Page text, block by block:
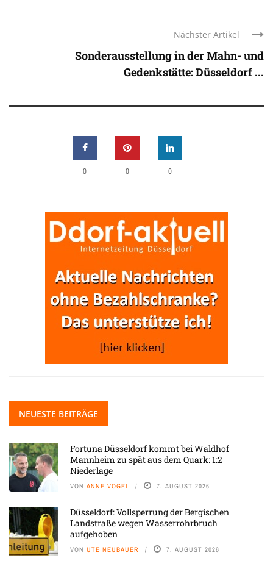
Nächster Artikel
Sonderausstellung in der Mahn- und
Gedenkstätte: Düsseldorf ...
0 0 0
NEUESTE BEITRÄGE
Fortuna Düsseldorf kommt bei Waldhof
Mannheim zu spät aus dem Quark: 1:2
Niederlage
VON ANNE VOGEL 7. AUGUST 2026
Düsseldorf: Vollsperrung der Bergischen
Landstraße wegen Wasserrohrbruch
aufgehoben
VON UTE NEUBAUER 7. AUGUST 2026